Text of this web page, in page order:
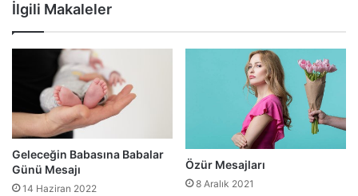
İlgili Makaleler
Geleceğin Babasına Babalar
Günü Mesajı
14 Haziran 2022
Özür Mesajları
8 Aralık 2021